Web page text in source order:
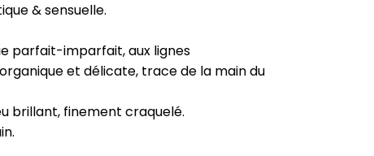
& sensuelle.
parfait-imparfait, aux lignes
et délicate, trace de la main du
brillant, finement craquelé.